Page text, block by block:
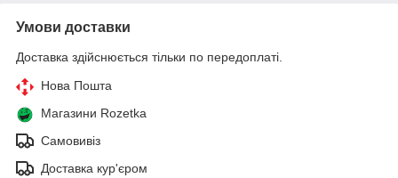
Умови доставки
Доставка здійснюється тільки по передоплаті.
Нова Пошта
Магазини Rozetka
Самовивіз
Доставка кур'єром